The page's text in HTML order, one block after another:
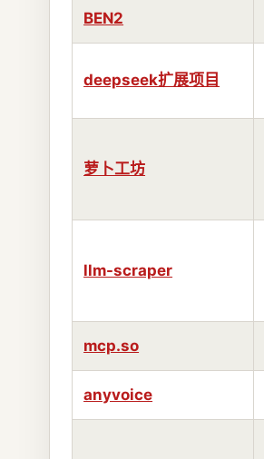
BEN2
deepseek扩展项目
萝卜工坊
llm-scraper
mcp.so
anyvoice